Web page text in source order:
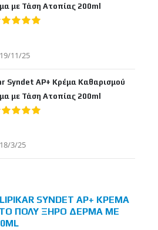
με Τάση Ατοπίας 200ml
Δημοσιεύτηκε
19/11/25
Syndet AP+ Κρέμα Καθαρισμού
με Τάση Ατοπίας 200ml
Δημοσιεύτηκε
18/3/25
LIPIKAR SYNDET AP+ ΚΡΈΜΑ
ΠΟΛΎ ΞΗΡΌ ΔΈΡΜΑ ΜΕ